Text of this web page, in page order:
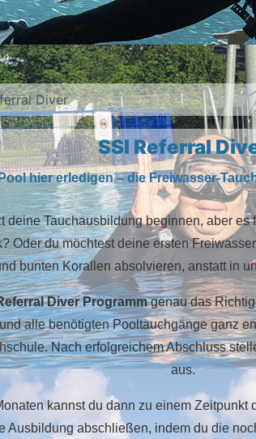
Diver
SSI Referral
hier erledigen – die Freiwasser-
deine Tauchausbildung beginnen, aber es
Oder du möchtest deine ersten
bunten Korallen absolvieren, anstatt in
Diver Programmgenau das
alle benötigten Pooltauchgänge ganz
Nach erfolgreichem Abschluss
aus.
kannst du dann zu einem Zeitpunkt
Ausbildung abschließen, indem du die